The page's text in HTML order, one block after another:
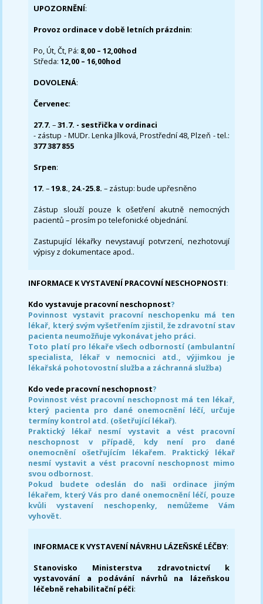
UPOZORNĚNÍ:
Provoz ordinace v době letních prázdnin:
Po, Út, Čt, Pá: 8,00 – 12,00hod
Středa:12,00 – 16,00hod
DOVOLENÁ:
Červenec:
27.7.–31.7. - sestřička v ordinaci
- zástup - MUDr. Lenka Jílková, Prostřední 48, Plzeň - tel.:
377 387 855
Srpen:
17. –19.8., 24.-25.8. – zástup: bude upřesněno
Zástup slouží pouze k ošetření akutně nemocných
pacientů – prosím po telefonické objednání.
Zastupující lékařky nevystavují potvrzení, nezhotovují
výpisy z dokumentace apod..
INFORMACE K VYSTAVENÍ PRACOVNÍ NESCHOPNOSTI:
Kdo vystavuje pracovní neschopnost?
Povinnost vystavit pracovní neschopenku má ten
lékař, který svým vyšetřením zjistil, že zdravotní stav
pacienta neumožňuje vykonávat jeho práci.
Toto platí pro lékaře všech odborností (ambulantní
specialista, lékař v nemocnici atd., výjimkou je
lékařská pohotovostní služba a záchranná služba)
Kdo vede pracovní neschopnost?
Povinnost vést pracovní neschopnost má ten lékař,
který pacienta pro dané onemocnění léčí, určuje
termíny kontrol atd. (ošetřující lékař).
Praktický lékař nesmí vystavit a vést pracovní
neschopnost v případě, kdy není pro dané
onemocnění ošetřujícím lékařem. Praktický lékař
nesmí vystavit a vést pracovní neschopnost mimo
svou odbornost.
Pokud budete odeslán do naši ordinace jiným
lékařem, který Vás pro dané onemocnění léčí, pouze
kvůli vystavení neschopenky, nemůžeme Vám
vyhovět.
INFORMACE K VYSTAVENÍ NÁVRHU LÁZEŇSKÉ LÉČBY:
Stanovisko Ministerstva zdravotnictví k
vystavování a podávání návrhů na lázeňskou
léčebně rehabilitační péči: